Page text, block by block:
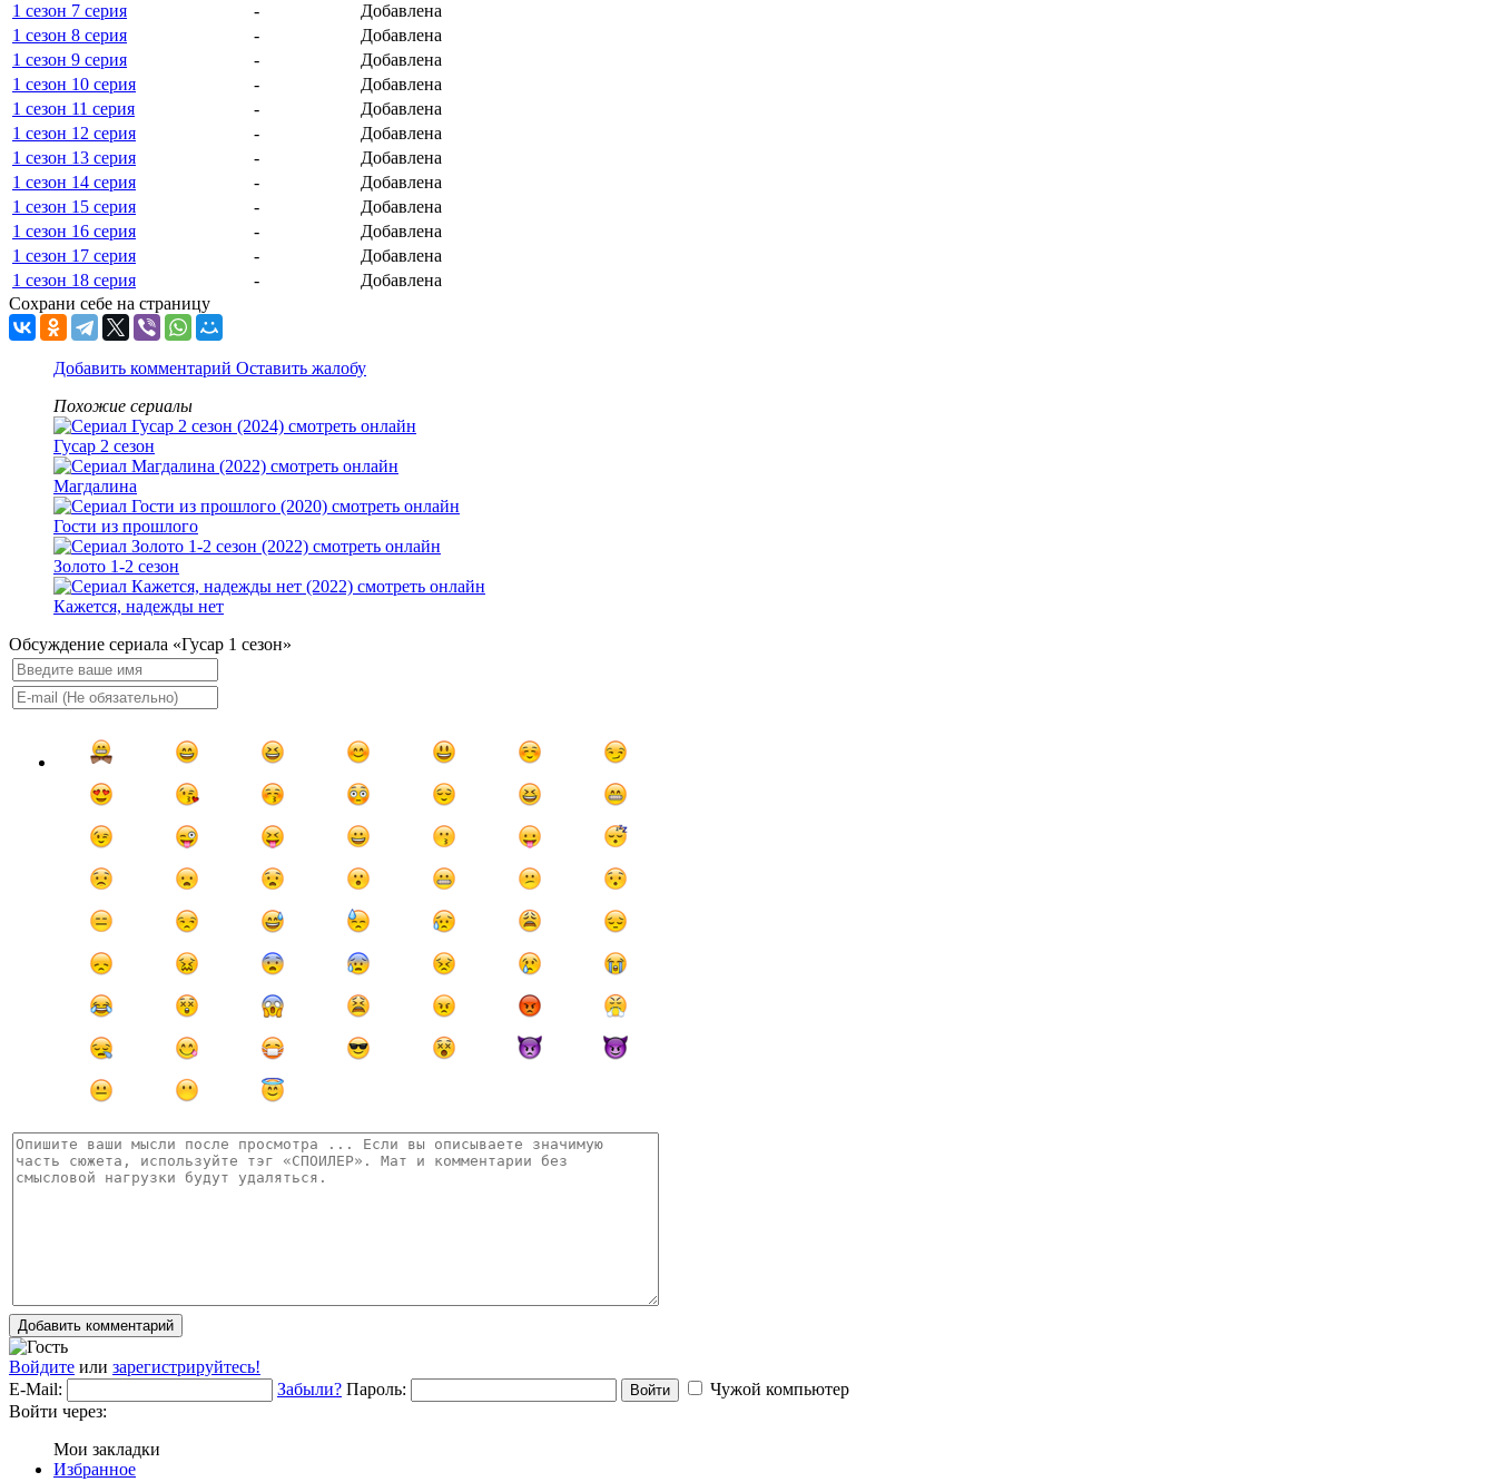
1 сезон 7 серия
-
Добавлена
1 сезон 8 серия
-
Добавлена
1 сезон 9 серия
-
Добавлена
1 сезон 10 серия
-
Добавлена
1 сезон 11 серия
-
Добавлена
1 сезон 12 серия
-
Добавлена
1 сезон 13 серия
-
Добавлена
1 сезон 14 серия
-
Добавлена
1 сезон 15 серия
-
Добавлена
1 сезон 16 серия
-
Добавлена
1 сезон 17 серия
-
Добавлена
1 сезон 18 серия
-
Добавлена
Сохрани себе на страницу
Добавить комментарий Оставить жалобу
Похожие сериалы
Гусар 2 сезон
Магдалина
Гости из прошлого
Золото 1-2 сезон
Кажется, надежды нет
Обсуждение сериала «Гусар 1 сезон»
Добавить комментарий
Войдите или зарегистрируйтесь!
E-Mail:
Забыли? Пароль: Войти
Чужой компьютер
Войти через:
Мои закладки
Избранное